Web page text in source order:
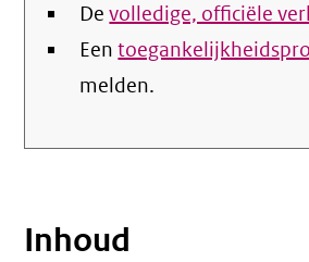
Devolledige, officiële
Een
melden.
Inhoud